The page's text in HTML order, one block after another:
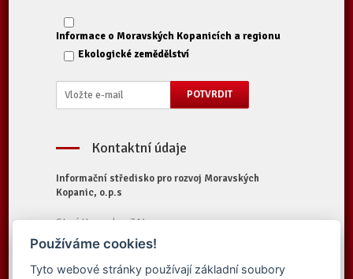
Informace o Moravských Kopanicích a regionu
Ekologické zemědělství
Kontaktní údaje
Informační středisko pro rozvoj Moravských
Kopanic, o.p.s
Starý Hrozenkov 314
687 74 Starý Hrozenkov
Tel.:+420 572 696 323
Používáme cookies!
Tyto webové stránky používají základní soubory